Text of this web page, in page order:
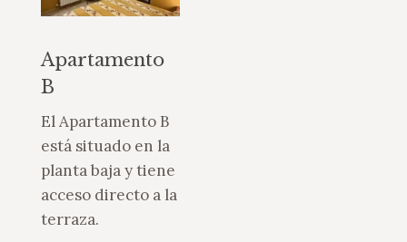
Apartamento
B
El Apartamento B
está situado en la
planta baja y tiene
acceso directo a la
terraza.